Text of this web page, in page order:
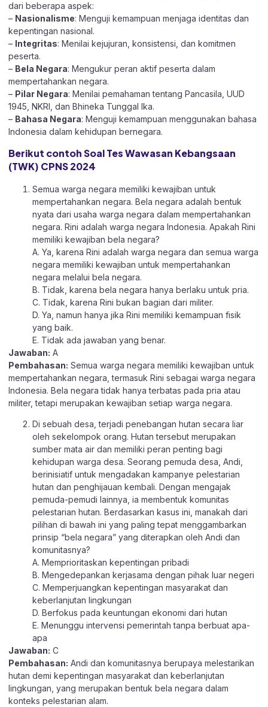
dari beberapa aspek:
– Nasionalisme: Menguji kemampuan menjaga identitas dan
kepentingan nasional.
– Integritas: Menilai kejujuran, konsistensi, dan komitmen
peserta.
– Bela Negara: Mengukur peran aktif peserta dalam
mempertahankan negara.
– Pilar Negara: Menilai pemahaman tentang Pancasila, UUD
1945, NKRI, dan Bhineka Tunggal Ika.
– Bahasa Negara: Menguji kemampuan menggunakan bahasa
Indonesia dalam kehidupan bernegara.
Berikut contoh Soal Tes Wawasan Kebangsaan
(TWK) CPNS 2024
Semua warga negara memiliki kewajiban untuk
mempertahankan negara. Bela negara adalah bentuk
nyata dari usaha warga negara dalam mempertahankan
negara. Rini adalah warga negara Indonesia. Apakah Rini
memiliki kewajiban bela negara?
A. Ya, karena Rini adalah warga negara dan semua warga
negara memiliki kewajiban untuk mempertahankan
negara melalui bela negara.
B. Tidak, karena bela negara hanya berlaku untuk pria.
C. Tidak, karena Rini bukan bagian dari militer.
D. Ya, namun hanya jika Rini memiliki kemampuan fisik
yang baik.
E. Tidak ada jawaban yang benar.
Jawaban: A
Pembahasan: Semua warga negara memiliki kewajiban untuk
mempertahankan negara, termasuk Rini sebagai warga negara
Indonesia. Bela negara tidak hanya terbatas pada pria atau
militer, tetapi merupakan kewajiban setiap warga negara.
Di sebuah desa, terjadi penebangan hutan secara liar
oleh sekelompok orang. Hutan tersebut merupakan
sumber mata air dan memiliki peran penting bagi
kehidupan warga desa. Seorang pemuda desa, Andi,
berinisiatif untuk mengadakan kampanye pelestarian
hutan dan penghijauan kembali. Dengan mengajak
pemuda-pemudi lainnya, ia membentuk komunitas
pelestarian hutan. Berdasarkan kasus ini, manakah dari
pilihan di bawah ini yang paling tepat menggambarkan
prinsip “bela negara” yang diterapkan oleh Andi dan
komunitasnya?
A. Memprioritaskan kepentingan pribadi
B. Mengedepankan kerjasama dengan pihak luar negeri
C. Memperjuangkan kepentingan masyarakat dan
keberlanjutan lingkungan
D. Berfokus pada keuntungan ekonomi dari hutan
E. Menunggu intervensi pemerintah tanpa berbuat apa-
apa
Jawaban: C
Pembahasan: Andi dan komunitasnya berupaya melestarikan
hutan demi kepentingan masyarakat dan keberlanjutan
lingkungan, yang merupakan bentuk bela negara dalam
konteks pelestarian alam.